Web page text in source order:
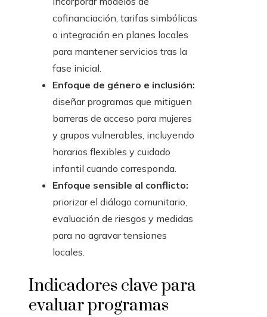
cofinanciación, tarifas simbólicas
o integración en planes locales
para mantener servicios tras la
fase inicial.
Enfoque de género e inclusión:
diseñar programas que mitiguen
barreras de acceso para mujeres
y grupos vulnerables, incluyendo
horarios flexibles y cuidado
infantil cuando corresponda.
Enfoque sensible al conflicto:
priorizar el diálogo comunitario,
evaluación de riesgos y medidas
para no agravar tensiones
locales.
Indicadores clave para
evaluar programas